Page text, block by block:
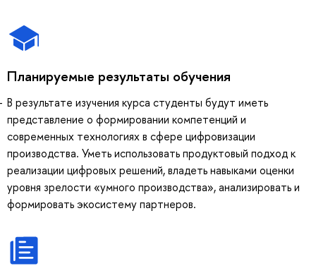
Планируемые результаты обучения
В результате изучения курса студенты будут иметь
представление о формировании компетенций и
современных технологиях в сфере цифровизации
производства. Уметь использовать продуктовый подход к
реализации цифровых решений, владеть навыками оценки
уровня зрелости «умного производства», анализировать и
формировать экосистему партнеров.